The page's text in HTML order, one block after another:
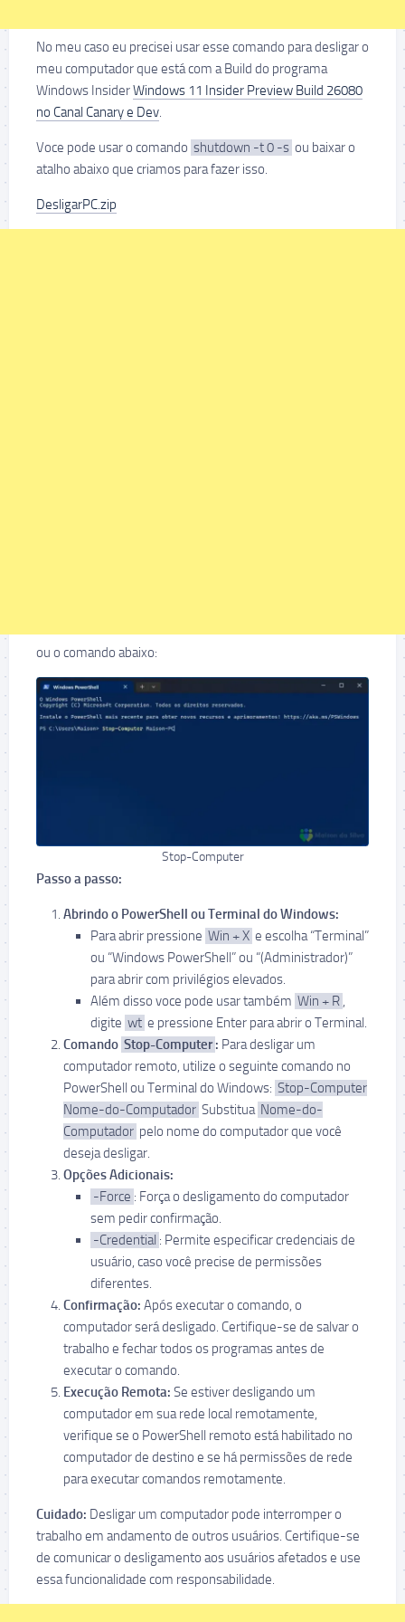
No meu caso eu precisei usar esse comando para desligar o
meu computador que está com a Build do programa
Windows InsiderWindows 11 Insider Preview Build 26080
no Canal Canary e Dev.
Voce pode usar o comando shutdown -t 0 -s ou baixar o
atalho abaixo que criamos para fazer isso.
DesligarPC.zip
ou o comando abaixo:
Stop-Computer
Passo a passo:
Abrindo o PowerShell ou Terminal do Windows:
Para abrir pressione Win + X e escolha “Terminal”
ou “Windows PowerShell” ou “(Administrador)”
para abrir com privilégios elevados.
Além disso voce pode usar também Win + R ,
digite wt e pressione Enter para abrir o Terminal.
Comando Stop-Computer : Para desligar um
computador remoto, utilize o seguinte comando no
PowerShell ou Terminal do Windows: Stop-Computer
Nome-do-Computador Substitua Nome-do-
Computador pelo nome do computador que você
deseja desligar.
Opções Adicionais:
-Force : Força o desligamento do computador
sem pedir confirmação.
-Credential : Permite especificar credenciais de
usuário, caso você precise de permissões
diferentes.
Confirmação: Após executar o comando, o
computador será desligado. Certifique-se de salvar o
trabalho e fechar todos os programas antes de
executar o comando.
Execução Remota: Se estiver desligando um
computador em sua rede local remotamente,
verifique se o PowerShell remoto está habilitado no
computador de destino e se há permissões de rede
para executar comandos remotamente.
Cuidado: Desligar um computador pode interromper o
trabalho em andamento de outros usuários. Certifique-se
de comunicar o desligamento aos usuários afetados e use
essa funcionalidade com responsabilidade.